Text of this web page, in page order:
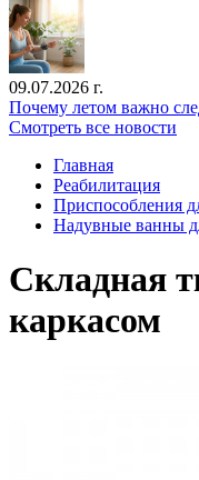
09.07.2026 г.
Почему летом важно
Смотреть все новости
Главная
Реабилитация
Приспособления
Надувные ванны
Складная
каркасом